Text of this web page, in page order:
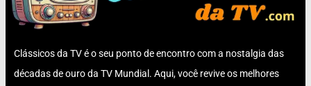
Clássicos da TV é o seu ponto de encontro com a nostalgia das
décadas de ouro da TV Mundial. Aqui, você revive os melhores